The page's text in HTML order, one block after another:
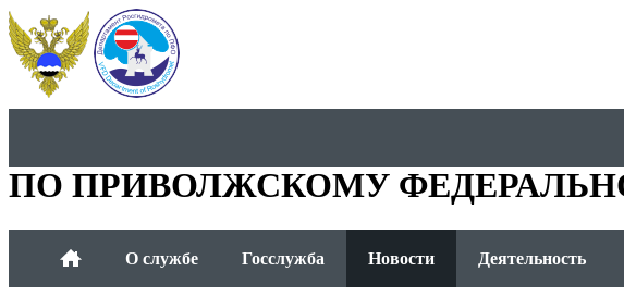
ПО ПРИВОЛЖСКОМУ
О службе Госслужба Новости Деятельность